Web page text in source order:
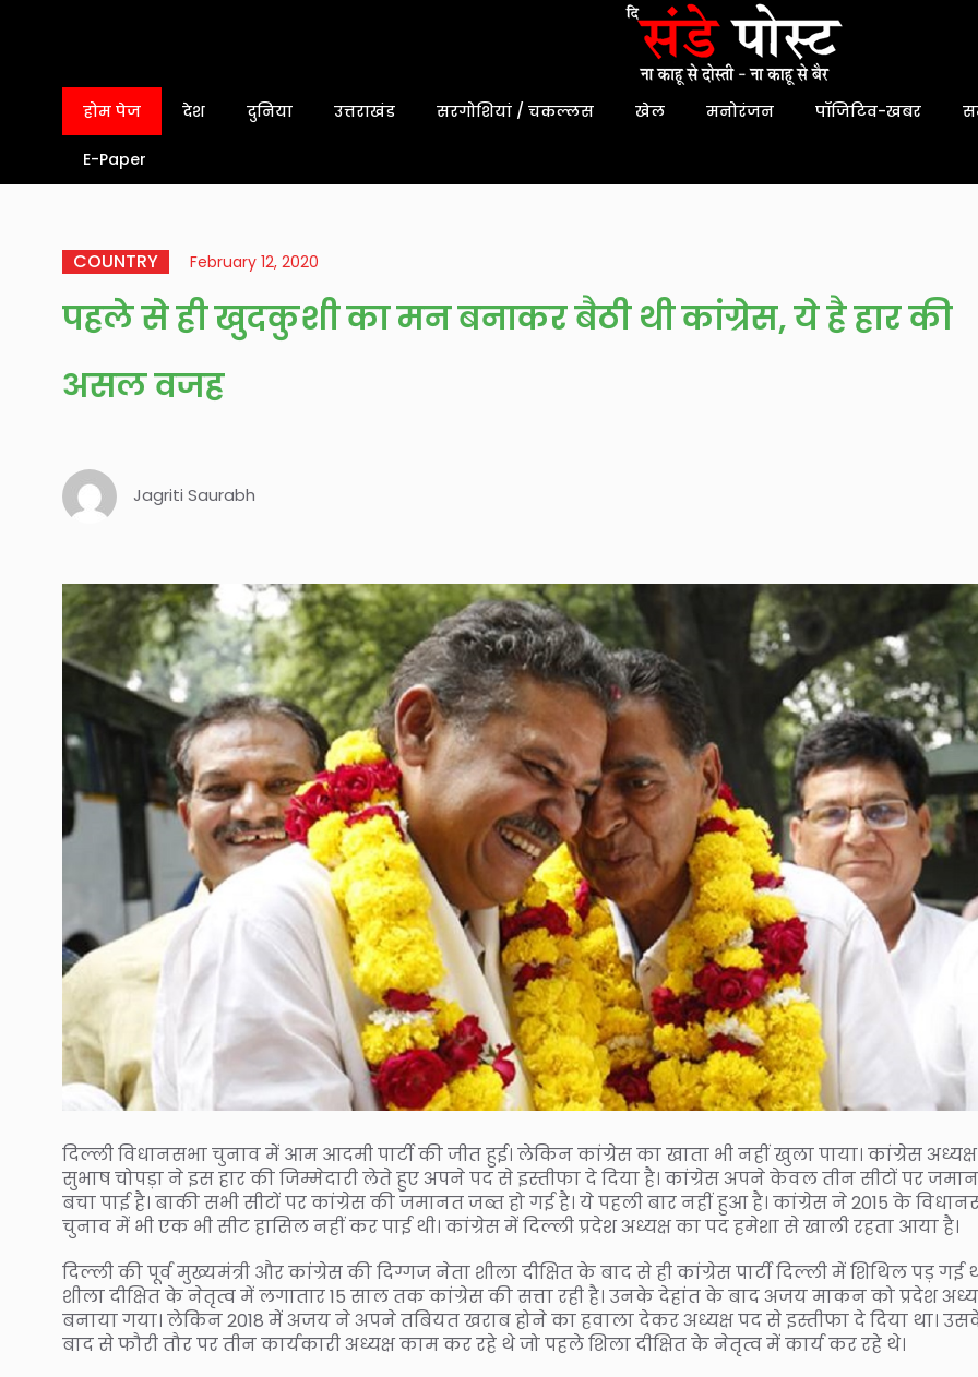
होम पेज देश दुनिया उत्तराखंड सरगोशियां / चकल्लस खेल मनोरंजन पॉजिटिव-खबर
E-Paper
COUNTRY February 12, 2020
पहले से ही खुदकुशी का मन बनाकर बैठी थी कांग्रेस, ये है हार की
असल वजह
Jagriti Saurabh
दिल्ली विधानसभा चुनाव में आम आदमी पार्टी की जीत हुई। लेकिन कांग्रेस का खाता भी नहीं खुला पाया। कांग्रेस अध्यक्ष
सुभाष चोपड़ा ने इस हार की जिम्मेदारी लेते हुए अपने पद से इस्तीफा दे दिया है। कांग्रेस अपने केवल तीन सीटों पर
बचा पाई है। बाकी सभी सीटों पर कांग्रेस की जमानत जब्त हो गई है। ये पहली बार नहीं हुआ है। कांग्रेस ने 2015 के
चुनाव में भी एक भी सीट हासिल नहीं कर पाई थी। कांग्रेस में दिल्ली प्रदेश अध्यक्ष का पद हमेशा से खाली रहता आया है।
दिल्ली की पूर्व मुख्यमंत्री और कांग्रेस की दिग्गज नेता शीला दीक्षित के बाद से ही कांग्रेस पार्टी दिल्ली में शिथिल पड़ गई
शीला दीक्षित के नेतृत्व में लगातार 15 साल तक कांग्रेस की सत्ता रही है। उनके देहांत के बाद अजय माकन को प्रदेश
बनाया गया। लेकिन 2018 में अजय ने अपने तबियत खराब होने का हवाला देकर अध्यक्ष पद से इस्तीफा दे दिया था।
बाद से फौरी तौर पर तीन कार्यकारी अध्यक्ष काम कर रहे थे जो पहले शिला दीक्षित के नेतृत्व में कार्य कर रहे थे।